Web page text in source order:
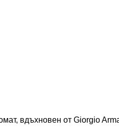
вдъхновен от Giorgio